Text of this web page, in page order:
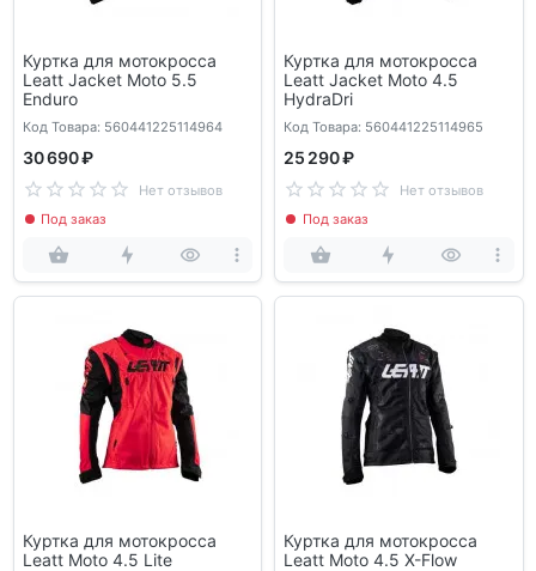
Куртка для мотокросса
Leatt Jacket Moto 5.5
Enduro
Код Товара: 560441225114964
30 690 ₽
Нет отзывов
Под заказ
Куртка для мотокросса
Leatt Jacket Moto 4.5
HydraDri
Код Товара: 560441225114965
25 290 ₽
Нет отзывов
Под заказ
Куртка для мотокросса
Leatt Moto 4.5 Lite
Куртка для мотокросса
Leatt Moto 4.5 X-Flow